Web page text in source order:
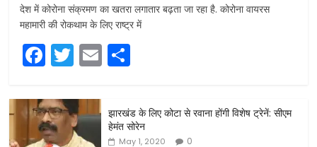
देश में कोरोना संक्रमण का खतरा लगातार बढ़ता जा रहा है. कोरोना वायरस
महामारी की रोकथाम के लिए राष्ट्र में
F
a
c
e
T
w
itt
er
E
m
ar
e
झारखंड के लिए कोटा से रवाना होंगी विशेष ट्रेनें: सीएम
हेमंत सोरेन
May 1, 2020 0